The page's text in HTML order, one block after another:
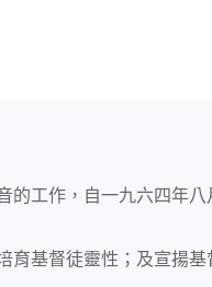
的工作，自一九六四年八
育基督徒靈性；及宣揚基